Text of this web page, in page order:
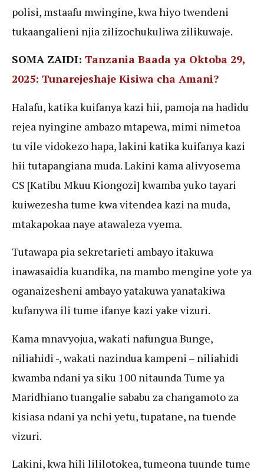
polisi, mstaafu mwingine, kwa hiyo twendeni
tukaangalieni njia zilizochukuliwa zilikuwaje.
SOMA ZAIDI: Tanzania Baada ya Oktoba 29,
2025: Tunarejeshaje Kisiwa cha Amani?
Halafu, katika kuifanya kazi hii, pamoja na hadidu
rejea nyingine ambazo mtapewa, mimi nimetoa
tu vile vidokezo hapa, lakini katika kuifanya kazi
hii tutapangiana muda. Lakini kama alivyosema
CS [Katibu Mkuu Kiongozi] kwamba yuko tayari
kuiwezesha tume kwa vitendea kazi na muda,
mtakapokaa naye atawaleza vyema.
Tutawapa pia sekretarieti ambayo itakuwa
inawasaidia kuandika, na mambo mengine yote ya
oganaizesheni ambayo yatakuwa yanatakiwa
kufanywa ili tume ifanye kazi yake vizuri.
Kama mnavyojua, wakati nafungua Bunge,
niliahidi -, wakati nazindua kampeni – niliahidi
kwamba ndani ya siku 100 nitaunda Tume ya
Maridhiano tuangalie sababu za changamoto za
kisiasa ndani ya nchi yetu, tupatane, na tuende
vizuri.
Lakini, kwa hili lililotokea, tumeona tuunde tume